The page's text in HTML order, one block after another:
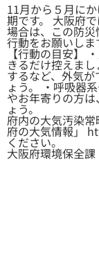
11月から５月に
期です。 大阪府
場合は、この防
行動をお願いしま
【行動の目安】
きるだけ控えま
するなど、外気
ょう。 ・呼吸器
やお年寄りの方
ょう。
府内の大気汚染
府の大気情報」
ください。
大阪府環境保全課